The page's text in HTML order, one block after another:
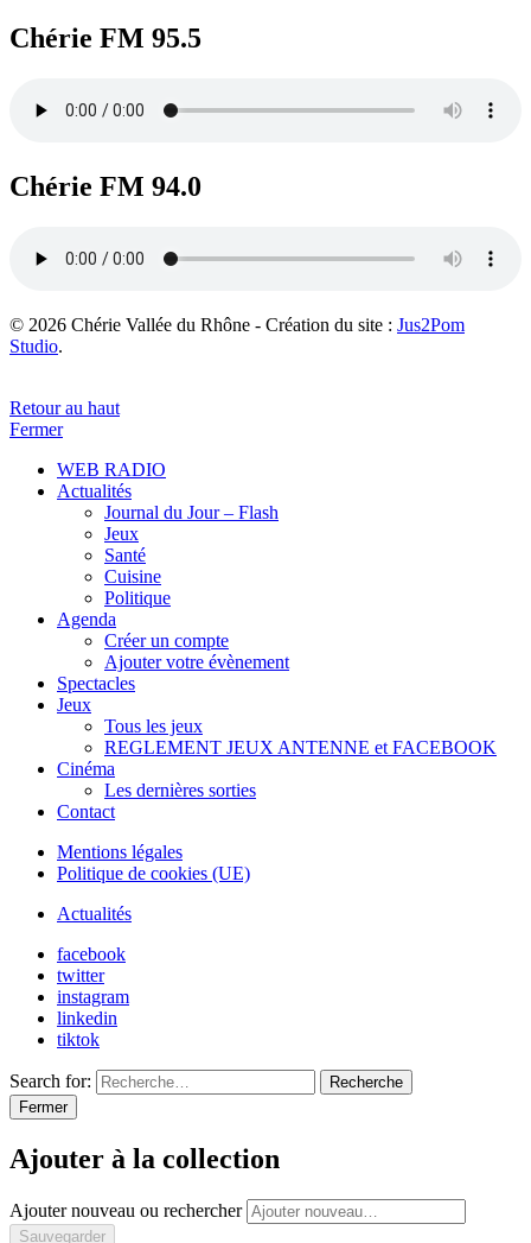
Chérie FM 95.5
Chérie FM 94.0
© 2026 Chérie Vallée du Rhône - Création du site : Jus2Pom
Studio.
Retour au haut
Fermer
WEB RADIO
Actualités
Journal du Jour – Flash
Jeux
Santé
Cuisine
Politique
Agenda
Créer un compte
Ajouter votre évènement
Spectacles
Jeux
Tous les jeux
REGLEMENT JEUX ANTENNE et FACEBOOK
Cinéma
Les dernières sorties
Contact
Mentions légales
Politique de cookies (UE)
Actualités
facebook
twitter
instagram
linkedin
tiktok
Search for:
Recherche
Fermer
Ajouter à la collection
Ajouter nouveau ou rechercher